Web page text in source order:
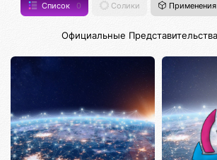
Список 0 Солики Применения
Официальные